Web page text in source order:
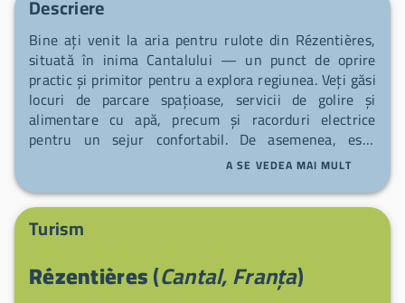
Descriere
Bine ați venit la aria pentru rulote din Rézentières,
situată în inima Cantalului — un punct de oprire
practic și primitor pentru a explora regiunea. Veți găsi
locuri de parcare spațioase, servicii de golire și
alimentare cu apă, precum și racorduri electrice
pentru un sejur confortabil. De asemenea, este
disponibil un punct de umflare pentru a vă verifica
întâmpină cu un zâmbet și sfaturi bune pentru a vă
bucura pe deplin de împrejurimi.
A SE VEDEA MAI MULT
Turism
Rézentières(Cantal, Franța)